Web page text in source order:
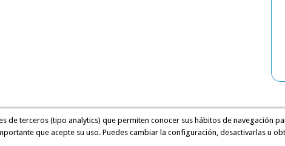
de terceros (tipo analytics) que permiten conocer sus hábitos de navegación
que acepte su uso. Puedes cambiar la configuración, desactivarlas u